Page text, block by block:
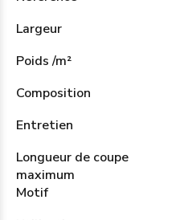
Largeur
Poids /m²
Composition
Entretien
Longueur de coupe
maximum
Motif